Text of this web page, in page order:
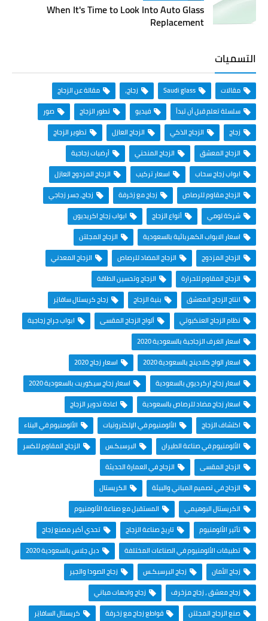
When It's Time to Look Into Auto Glass
Replacement
التسميات
مقالات Saudi glass زجاج،
مقالة عن الزجاج
سلسلة تعلم قبل أن تبدأ
فيديو تطور الزجاج
صور
زجاج
الزجاج الذكي الزجاج العازل
تطوير الزجاج
الزجاج المعشق
الزجاج المنحني
أرضيات زجاجية
ابواب زجاج سحاب
اسعار تركيب
الزجاج المزدوج العازل
الزجاج مقاوم للرصاص
زجاج مع زخرفة
زجاج، جسر زجاجي
شركة لومي
أنواع الزجاج
ابواب زجاج اكريديون
اسعار الابواب الكهربائية بالسعودية
الزجاج المجلتن
الزجاج المزدوج
الزجاج المضاد للرصاص
الزجاج المعدني
الزجاج المقاوم للحرارة
الزجاج وتحسين الطاقة
انتاج الزجاج المعشق
بنية الزجاج
زجاج كريستال سافايَر
نظام الزجاج العنكبوتي
ألواح الزجاج المقسى
ابواب جراج زجاجية
اسعار الغرف الزجاجية بالسعودية 2020
اسعار الواح كلادينج بالسعودية 2020
اسعار زجاج 2020
اسعار زجاج اركرديون بالسعودية
اسعار زجاج سيكوريت بالسعودية 2020
اسعار زجاج مضاد للرصاص بالسعودية
اعادة تدوير الزجاج
اكتشاف الزجاج
الألومنيوم في الإلكترونيات
الألومنيوم في البناء
الألومنيوم في صناعة الطيران
البرسبكـس
الزجاج المقاوم للكسر
الزجاج المقسى
الزجاج في العمارة الحديثة
الزجاج في تصميم المباني والبيئة
الكريستال
الكريستال البوهيمي
المستقبل مع صناعة الألومنيوم
تأثير الألومنيوم
تاريخ صناعة الزجاج
تحدي أكبر مصنع زجاج
تطبيقات الألومنيوم في الصناعات المختلفة
دبل جلاس بالسعودية 2020
زجاج الأمان
زجاج البرسبكـس
زجاج الصودا والجير
زجاج معشق ، زجاج مزخرف
زجاج واجهات مباني
صنع الزجاج المجلتن
قواطع زجاج مع زخرفة كريستال السافايَر